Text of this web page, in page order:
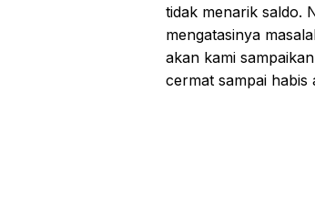
tidak menarik saldo.
mengatasinya
akan kami
cermat sampai habis